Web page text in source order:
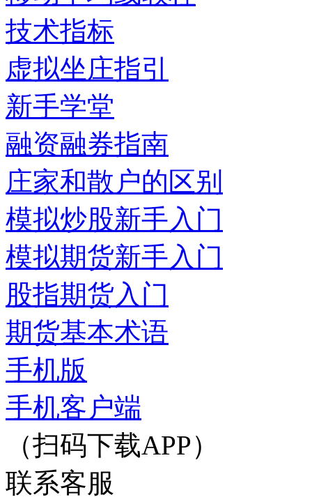
技术指标
虚拟坐庄指引
新手学堂
融资融券指南
庄家和散户的区别
模拟炒股新手入门
模拟期货新手入门
股指期货入门
期货基本术语
手机版
手机客户端
（扫码下载APP）
联系客服